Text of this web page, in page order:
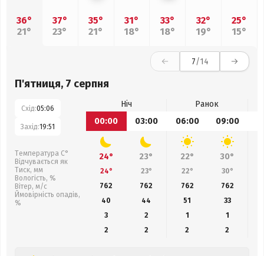
36°
21°
37°
23°
35°
21°
31°
18°
33°
18°
32°
19°
25°
15°
7/14
П'ятниця, 7 серпня
Схід:05:06
Захід:19:51
Температура С°
Відчувається як
Тиск, мм
Вологість, %
Вітер, м/с
Ймовірність опадів,
%
Ніч
Ранок
00:00
03:00 06:00 09:00
24° 23° 22° 30°
24° 23° 22° 30°
762
762 762 762
40
44 51 33
3
2 1
1
2
2 2 2